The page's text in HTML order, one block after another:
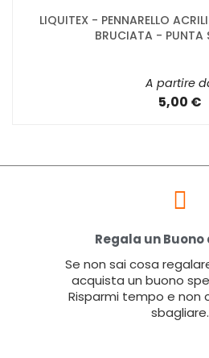
LIQUITEX - PENNARELLO
BRUCIATA - PUNTA
A partire
5,00 €
Regala un
Se non sai cosa
acquista un buono
Risparmi tempo e non
sbagliare.